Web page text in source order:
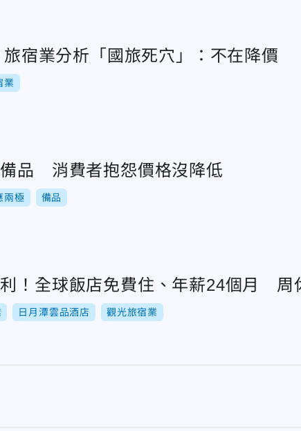
宿業分析「國旅死穴」：不在降價
業
品 消費者抱怨價格沒降低
兩極 備品
！全球飯店免費住、年薪24個月 周
日月潭雲品酒店 觀光旅宿業